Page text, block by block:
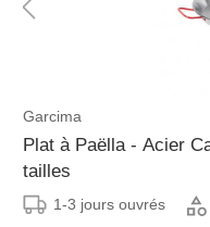
Garcima
Plat à Paëlla - Acier
tailles
1-3 jours ouvrés